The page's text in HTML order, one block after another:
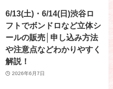
6/13(土)・6/14(日)渋谷ロ
フトでボンドロなど立体シ
ールの販売│申し込み方法
や注意点などわかりやすく
解説！
2026年6月7日